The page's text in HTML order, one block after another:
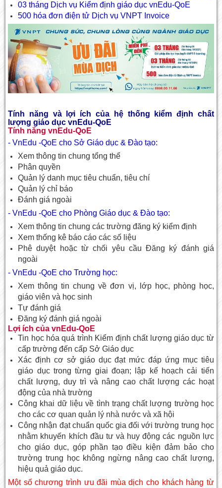
03 tháng Dịch vụ Kiểm định giáo dục vnEdu-QoE
500 hóa đơn điện tử Dịch vụ VNPT Invoice
Tính năng và lợi ích của hệ thống kiểm định chất
lượng giáo dục vnEdu-QoE
Tính năng vnEdu-QoE
- VnEdu -QoE cho Sở Giáo dục & Đào tạo:
Xem thông tin chung tổng thể
Phân quyền
Quản lý danh mục tiêu chuẩn, tiêu chí
Quản lý chỉ báo
Đánh giá ngoài
- VnEdu -QoE cho Phòng Giáo dục & Đào tạo:
Xem thông tin chung các trường đăng ký kiểm định
Xem thống kê báo cáo các số liệu
Phê duyệt hoặc từ chối yêu cầu Đăng ký đánh giá
ngoài
- VnEdu -QoE cho Trường học:
Xem thông tin chung về đơn vị, lớp học, phòng học,
giáo viên và học sinh
Tự đánh giá
Đăng ký đánh giá ngoài
Lợi ích của vnEdu-QoE
Tin học hóa quá trình Kiểm định chất lượng giáo dục từ
cấp trường đến cấp Sở Giáo dục
Xác định cơ sở giáo dục đạt mức đáp ứng mục tiêu
giáo dục trong từng giai đoạn; lập kế hoạch cải tiến
chất lượng, duy trì và nâng cao chất lượng các hoạt
động của nhà trường
Công khai dữ liệu về tình trạng chất lượng trường học
cho các cơ quan quản lý nhà nước và xã hội
Công nhận đạt chuẩn quốc gia đối với trường trung học
nhằm khuyến khích đầu tư và huy động các nguồn lực
cho giáo dục, góp phần tạo điều kiện đảm bảo cho
trường trung học không ngừng nâng cao chất lượng,
hiệu quả giáo dục.
Một số chương trình ưu đãi mùa dịch cho khách hàng từ